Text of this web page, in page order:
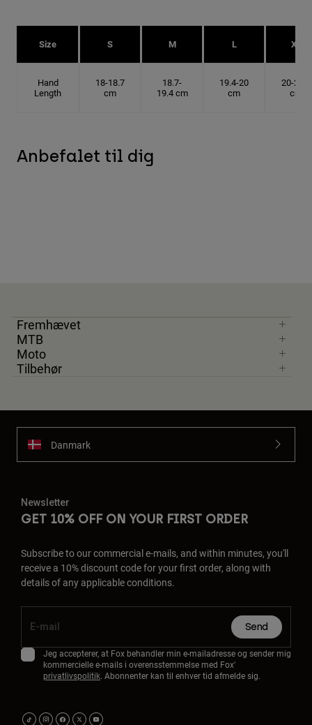
Size S M L XL
Hand
Length
18-18.7
cm
18.7-
19.4 cm
19.4-20
cm
20-20.6
cm
Anbefalet til dig
Fremhævet
MTB
Moto
Tilbehør
Danmark
Newsletter
GET 10% OFF ON YOUR FIRST ORDER
Subscribe to our commercial e-mails, and within minutes, you'll
receive a 10% discount code for your first order, along with
details of any applicable conditions.
Send
Jeg accepterer, at Fox behandler min e-mailadresse og sender mig
kommercielle e-mails i overensstemmelse med Fox'
privatlivspolitik. Abonnenter kan til enhver tid afmelde sig.